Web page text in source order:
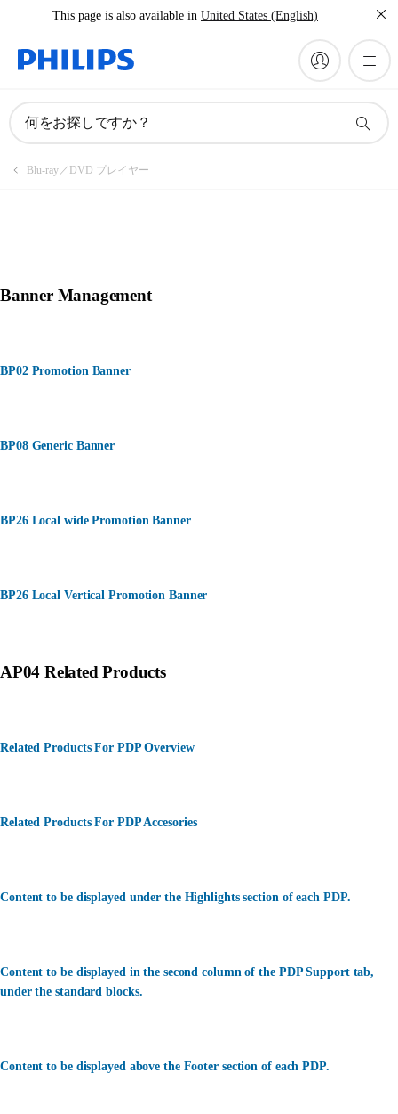
This page is also available in United States (English)
何をお探しですか？
Blu-ray／DVD プレイヤー
Banner Management
BP02 Promotion Banner
BP08 Generic Banner
BP26 Local wide Promotion Banner
BP26 Local Vertical Promotion Banner
AP04 Related Products
Related Products For PDP Overview
Related Products For PDP Accesories
Content to be displayed under the Highlights section of each PDP.
Content to be displayed in the second column of the PDP Support tab,
under the standard blocks.
Content to be displayed above the Footer section of each PDP.